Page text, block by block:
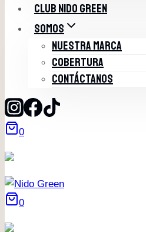
CLUB NIDO GREEN
SOMOS
NUESTRA MARCA
COBERTURA
CONTÁCTANOS
0
0